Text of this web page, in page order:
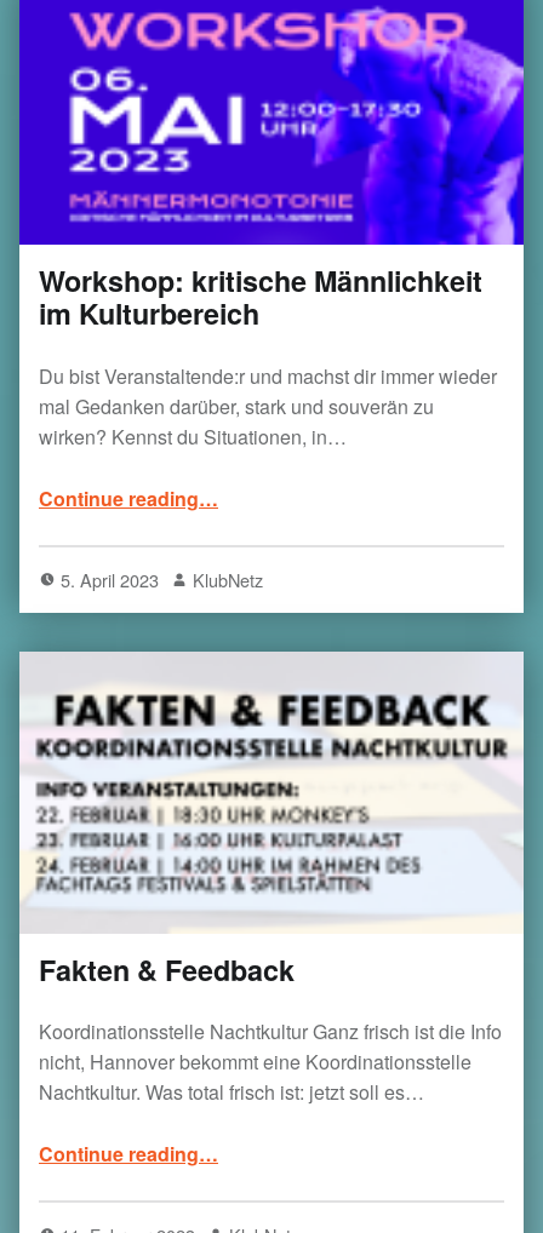
Workshop: kritische Männlichkeit
im Kulturbereich
Du bist Veranstaltende:r und machst dir immer wieder
mal Gedanken darüber, stark und souverän zu
wirken? Kennst du Situationen, in…
Continue reading…
5. April 2023 KlubNetz
Fakten & Feedback
Koordinationsstelle Nachtkultur Ganz frisch ist die Info
nicht, Hannover bekommt eine Koordinationsstelle
Nachtkultur. Was total frisch ist: jetzt soll es…
Continue reading…